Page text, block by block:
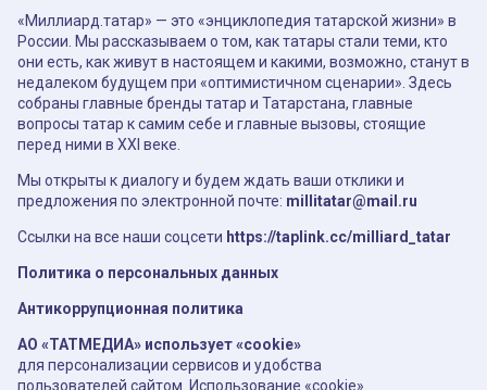
«Миллиард.татар» — это «энциклопедия татарской жизни» в
России. Мы рассказываем о том, как татары стали теми, кто
они есть, как живут в настоящем и какими, возможно, станут в
недалеком будущем при «оптимистичном сценарии». Здесь
собраны главные бренды татар и Татарстана, главные
вопросы татар к самим себе и главные вызовы, стоящие
перед ними в XXI веке.
Мы открыты к диалогу и будем ждать ваши отклики и
предложения по электронной почте: millitatar@mail.ru
Ссылки на все наши соцсети https://taplink.cc/milliard_tatar
Политика о персональных данных
Антикоррупционная политика
АО «ТАТМЕДИА» использует «cookie»
для персонализации сервисов и удобства
пользователей сайтом. Использование «cookie»